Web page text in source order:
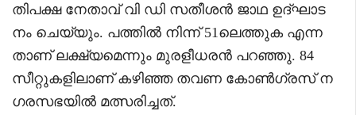
തിപക്ഷ നേതാവ് വി ഡി സതീശൻ ജാഥ ഉദ്ഘാട
നം ചെയ്യും. പത്തിൽ നിന്ന് 51ലെത്തുക എന്ന
താണ് ലക്ഷ്യമെന്നും മുരളീധരൻ പറഞ്ഞു. 84
സീറ്റുകളിലാണ് കഴിഞ്ഞ തവണ കോൺഗ്രസ് ന
ഗരസഭയിൽ മത്സരിച്ചത്.